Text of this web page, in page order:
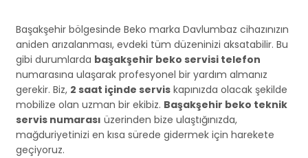
Başakşehir bölgesinde Beko marka Davlumbaz cihazınızın
aniden arızalanması, evdeki tüm düzeninizi aksatabilir. Bu
gibi durumlarda başakşehir beko servisi telefon
numarasına ulaşarak profesyonel bir yardım almanız
gerekir. Biz, 2 saat içinde servis kapınızda olacak şekilde
mobilize olan uzman bir ekibiz. Başakşehir beko teknik
servis numarası üzerinden bize ulaştığınızda,
mağduriyetinizi en kısa sürede gidermek için harekete
geçiyoruz.